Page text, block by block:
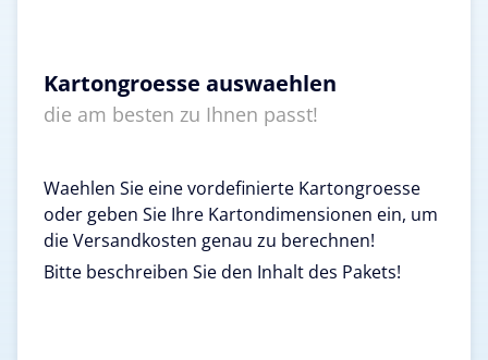
Kartongroesse auswaehlen
die am besten zu Ihnen passt!
Waehlen Sie eine vordefinierte Kartongroesse
oder geben Sie Ihre Kartondimensionen ein, um
die Versandkosten genau zu berechnen!
Bitte beschreiben Sie den Inhalt des Pakets!